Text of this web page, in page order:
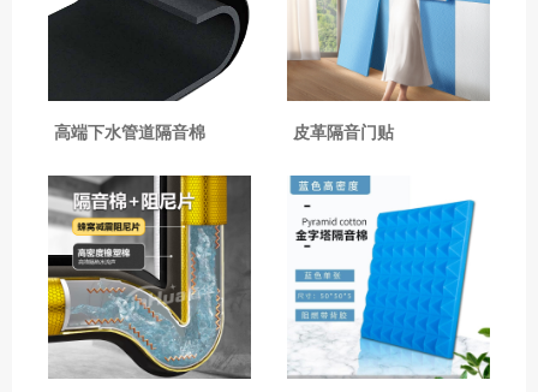
高端下水管道隔音棉 皮革隔音门贴